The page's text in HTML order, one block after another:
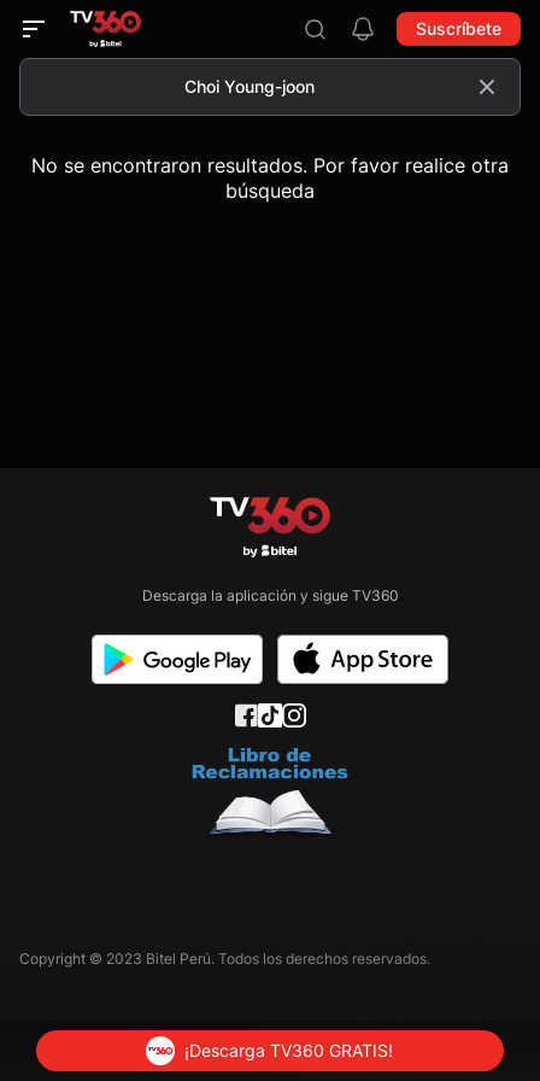
Suscríbete
No se encontraron resultados. Por favor realice otra
búsqueda
Descarga la aplicación y sigue TV360
Copyright © 2023 Bitel Perú. Todos los derechos reservados.
¡Descarga TV360 GRATIS!